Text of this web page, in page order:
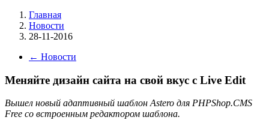
Главная
Новости
28-11-2016
← Новости
Меняйте дизайн сайта на свой вкус с Live Edit
Вышел новый адаптивный шаблон Astero для PHPShop.CMS
Free со встроенным редактором шаблона.